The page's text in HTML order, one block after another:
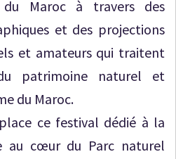
du Maroc à travers des
et des projections
et amateurs qui traitent
patrimoine naturel et
du Maroc.
ce festival dédié à la
au cœur du Parc naturel